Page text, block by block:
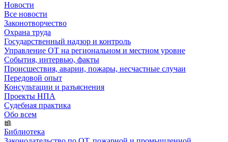
Новости
Все новости
Законотворчество
Охрана труда
Государственный надзор и контроль
Управление ОТ на региональном и местном уровне
События, интервью, факты
Происшествия, аварии, пожары, несчастные случаи
Передовой опыт
Консультации и разъяснения
Проекты НПА
Судебная практика
Обо всем
Библиотека